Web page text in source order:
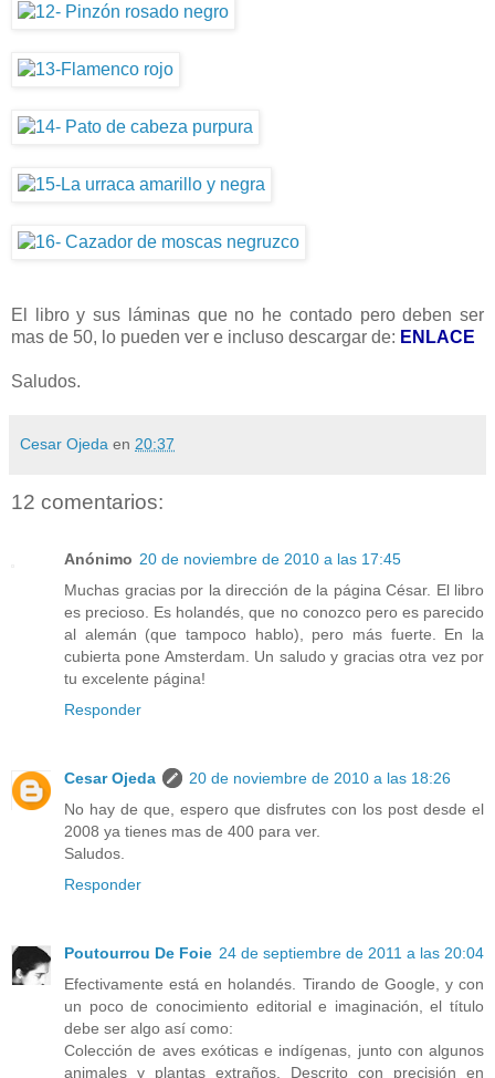
El libro y sus láminas que no he contado pero deben ser
mas de 50, lo pueden ver e incluso descargar de: ENLACE
Saludos.
Cesar Ojeda en 20:37
12 comentarios:
Anónimo 20 de noviembre de 2010 a las 17:45
Muchas gracias por la dirección de la página César. El libro
es precioso. Es holandés, que no conozco pero es parecido
al alemán (que tampoco hablo), pero más fuerte. En la
cubierta pone Amsterdam. Un saludo y gracias otra vez por
tu excelente página!
Responder
Cesar Ojeda
20 de noviembre de 2010 a las 18:26
No hay de que, espero que disfrutes con los post desde el
2008 ya tienes mas de 400 para ver.
Saludos.
Responder
Poutourrou De Foie 24 de septiembre de 2011 a las 20:04
Efectivamente está en holandés. Tirando de Google, y con
un poco de conocimiento editorial e imaginación, el título
debe ser algo así como:
Colección de aves exóticas e indígenas, junto con algunos
animales y plantas extraños. Descrito con precisión en